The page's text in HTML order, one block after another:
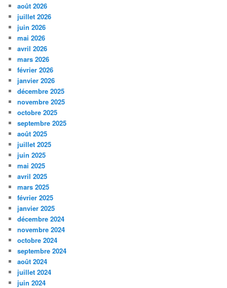
août 2026
juillet 2026
juin 2026
mai 2026
avril 2026
mars 2026
février 2026
janvier 2026
décembre 2025
novembre 2025
octobre 2025
septembre 2025
août 2025
juillet 2025
juin 2025
mai 2025
avril 2025
mars 2025
février 2025
janvier 2025
décembre 2024
novembre 2024
octobre 2024
septembre 2024
août 2024
juillet 2024
juin 2024